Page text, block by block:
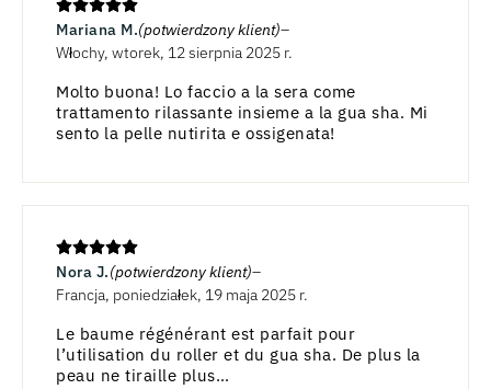
Mariana M.(potwierdzony klient)
Włochy, wtorek, 12 sierpnia 2025 r.
Molto buona! Lo faccio a la sera come
trattamento rilassante insieme a la gua sha. Mi
sento la pelle nutirita e ossigenata!
Nora J.(potwierdzony klient)
Francja, poniedziałek, 19 maja 2025 r.
Le baume régénérant est parfait pour
l’utilisation du roller et du gua sha. De plus la
peau ne tiraille plus